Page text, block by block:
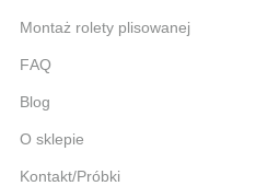
Montaż rolety plisowanej
FAQ
Blog
O sklepie
Kontakt/Próbki